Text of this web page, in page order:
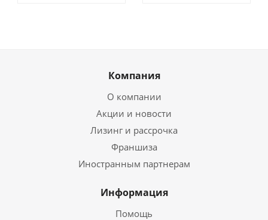
Компания
О компании
Акции и новости
Лизинг и рассрочка
Франшиза
Иностранным партнерам
Информация
Помощь